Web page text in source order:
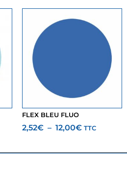
FLEX BLEU FLUO
2,52€ – 12,00€ TTC